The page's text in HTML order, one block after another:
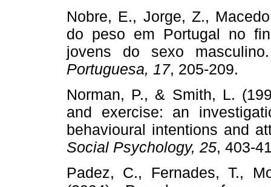
Nobre, E., Jorge, Z.,
do peso em Portugal no
jovens do sexo
Portuguesa, 17, 205-209.
Norman, P., & Smith, L.
and exercise: an
behavioural intentions and
Social Psychology, 25, 403-
Padez, C., Fernades, T.,